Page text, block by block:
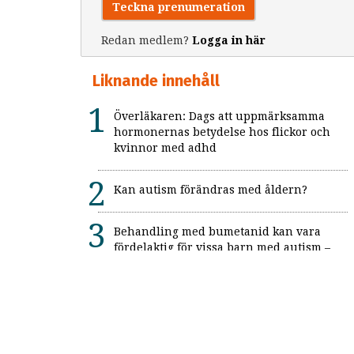
Teckna prenumeration
Redan medlem? Logga in här
Liknande innehåll
Överläkaren: Dags att uppmärksamma
hormonernas betydelse hos flickor och
kvinnor med adhd
Kan autism förändras med åldern?
Behandling med bumetanid kan vara
fördelaktig för vissa barn med autism –